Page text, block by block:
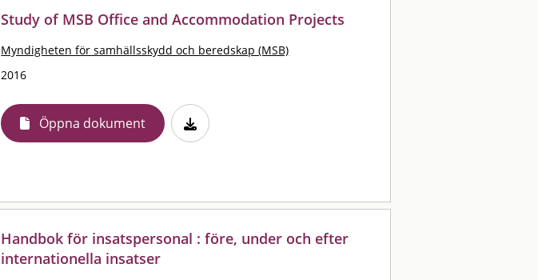
Study of MSB Office and Accommodation Projects
Myndigheten för samhällsskydd och beredskap (MSB)
2016
Öppna dokument
Handbok för insatspersonal : före, under och efter
internationella insatser